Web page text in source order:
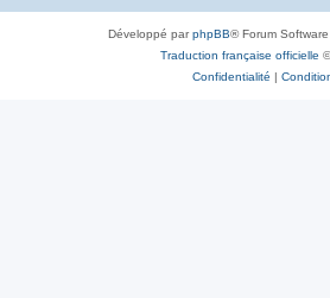
Développé parphpBB® Forum
Traduction française officielle
Confidentialité |